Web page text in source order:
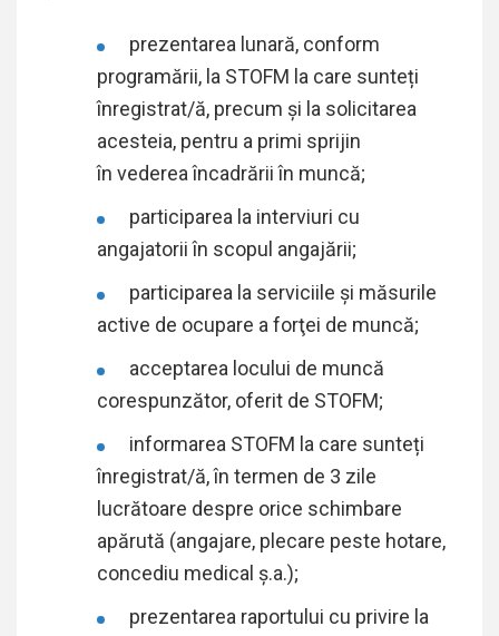
prezentarea lunară, conform
programării, la STOFM la care sunteți
înregistrat/ă, precum și la solicitarea
acesteia, pentru a primi sprijin
în vederea încadrării în muncă;
participarea la interviuri cu
angajatorii în scopul angajării;
participarea la serviciile și măsurile
active de ocupare a forţei de muncă;
acceptarea locului de muncă
corespunzător, oferit de STOFM;
informarea STOFM la care sunteți
înregistrat/ă, în termen de 3 zile
lucrătoare despre orice schimbare
apărută (angajare, plecare peste hotare,
concediu medical ș.a.);
prezentarea raportului cu privire la